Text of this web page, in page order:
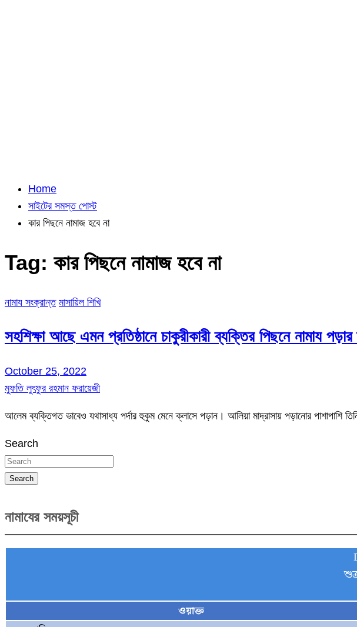
Home
সাইটের সমস্ত পোস্ট
কার পিছনে নামাজ হবে না
Tag: কার পিছনে নামাজ হবে না
নামায সংক্রান্ত মাসায়িল শিখি
সহশিক্ষা আছে এমন প্রতিষ্ঠানে চাকুরীকারী ব্যক্তির পিছনে নামায
October 25, 2022
মুফতি লুৎফুর রহমান ফরায়েজী
আলেম ব্যক্তিগত ভাবেও যথাসাধ্য পর্দার হুকুম মেনে ক্লাসে পড়ান। আলিয়া মাদ্রাসায় পড়ানোর পাশাপাশি
Search
Search
নামাযের সময়সূচী
ওয়াক্ত